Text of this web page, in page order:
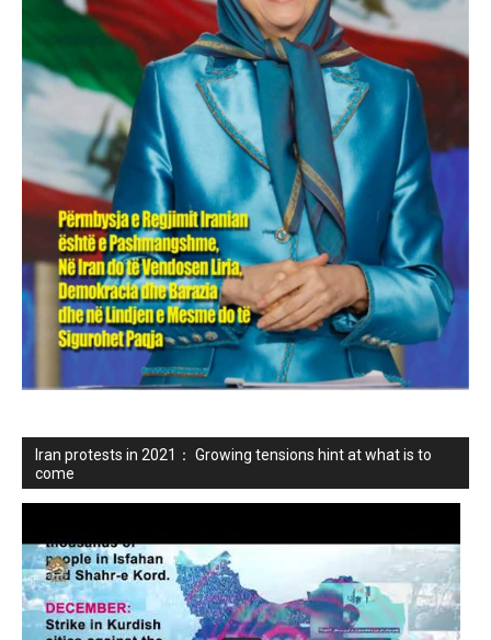
Iran protests in 2021： Growing tensions hint at what is to
come